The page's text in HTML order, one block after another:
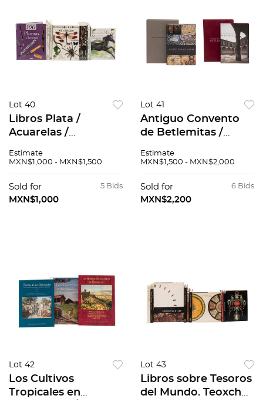
Lot 40
Libros Plata /
Acuarelas /
Alfombras, histori y
Piedras Preciosas.
Piezas: 14.
Estimate
MXN$1,000 - MXN$1,500
5 Bids
Sold for
MXN$1,000
Lot 41
Antiguo Convento
de Betlemitas /
20 años de arte y
Piezas: 2.
Estimate
MXN$1,500 - MXN$2,000
6 Bids
Sold for
MXN$2,200
Lot 42
Los Cultivos
Tropicales en
Lot 43
Libros sobre Tesoros
del Mundo. Teoxché